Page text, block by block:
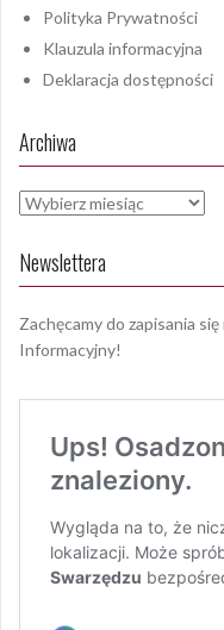
Polityka Prywatności
Klauzula informacyjna
Deklaracja dostępności
Archiwa
Archiwa
Newslettera
Zachęcamy do zapisania
Informacyjny!